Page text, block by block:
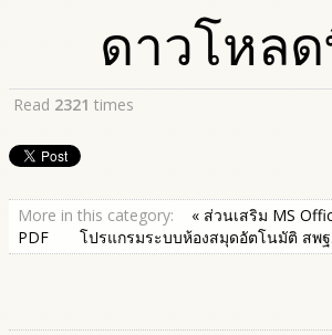
ดาวโหล
Read 2321 times
More in this category:
« ส่วนเสริม MS
PDF
โปรแกรมระบบห้องสมุดอัตโนมัติ สพฐ